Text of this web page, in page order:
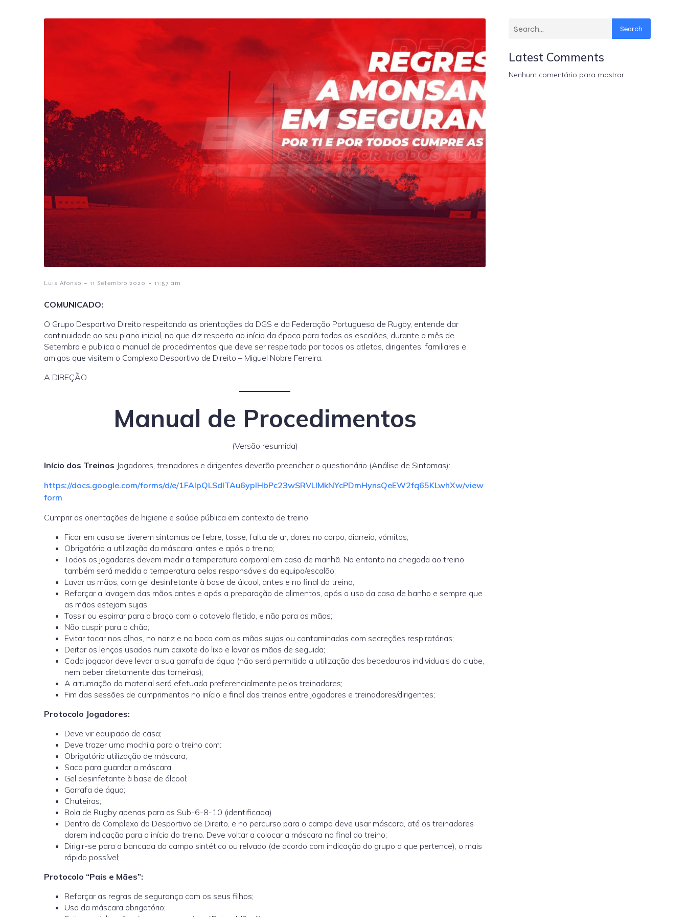
Luis Afonso - 11 Setembro 2020 - 11:57 am
COMUNICADO:
O Grupo Desportivo Direito respeitando as orientações da DGS e da Federação Portuguesa de Rugby, entende dar
continuidade ao seu plano inicial, no que diz respeito ao início da época para todos os escalões, durante o mês de
Setembro e publica o manual de procedimentos que deve ser respeitado por todos os atletas, dirigentes, familiares e
amigos que visitem o Complexo Desportivo de Direito – Miguel Nobre Ferreira.
A DIREÇÃO
Manual de Procedimentos
(Versão resumida)
Início dos Treinos Jogadores, treinadores e dirigentes deverão preencher o questionário (Análise de Sintomas):
https://docs.google.com/forms/d/e/1FAIpQLSdlTAu6ypIHbPc23wSRVLIMkNYcPDmHynsQeEW2fq65KLwhXw/view
form
Cumprir as orientações de higiene e saúde pública em contexto de treino:
Ficar em casa se tiverem sintomas de febre, tosse, falta de ar, dores no corpo, diarreia, vómitos;
Obrigatório a utilização da máscara, antes e após o treino;
Todos os jogadores devem medir a temperatura corporal em casa de manhã. No entanto na chegada ao treino
também será medida a temperatura pelos responsáveis da equipa/escalão;
Lavar as mãos, com gel desinfetante à base de álcool, antes e no final do treino;
Reforçar a lavagem das mãos antes e após a preparação de alimentos, após o uso da casa de banho e sempre que
as mãos estejam sujas;
Tossir ou espirrar para o braço com o cotovelo fletido, e não para as mãos;
Não cuspir para o chão;
Evitar tocar nos olhos, no nariz e na boca com as mãos sujas ou contaminadas com secreções respiratórias;
Deitar os lenços usados num caixote do lixo e lavar as mãos de seguida;
Cada jogador deve levar a sua garrafa de água (não será permitida a utilização dos bebedouros individuais do clube,
nem beber diretamente das torneiras);
A arrumação do material será efetuada preferencialmente pelos treinadores;
Fim das sessões de cumprimentos no início e final dos treinos entre jogadores e treinadores/dirigentes;
Protocolo Jogadores:
Deve vir equipado de casa;
Deve trazer uma mochila para o treino com:
Obrigatório utilização de máscara;
Saco para guardar a máscara;
Gel desinfetante à base de álcool;
Garrafa de água;
Chuteiras;
Bola de Rugby apenas para os Sub-6-8-10 (identificada)
Dentro do Complexo do Desportivo de Direito, e no percurso para o campo deve usar máscara, até os treinadores
darem indicação para o início do treino. Deve voltar a colocar a máscara no final do treino;
Dirigir-se para a bancada do campo sintético ou relvado (de acordo com indicação do grupo a que pertence), o mais
rápido possível;
Protocolo “Pais e Mães”:
Reforçar as regras de segurança com os seus filhos;
Uso da máscara obrigatório;
Search
Latest Comments
Nenhum comentário para mostrar.